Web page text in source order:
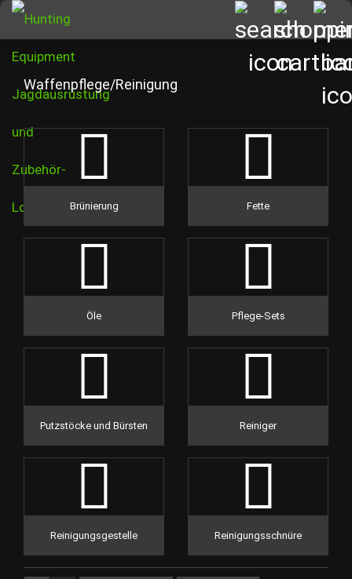
Waffenpflege/Reinigung
Brünierung Fette
Öle Pflege-Sets
Putzstöcke und Bürsten Reiniger
Reinigungsgestelle Reinigungsschnüre